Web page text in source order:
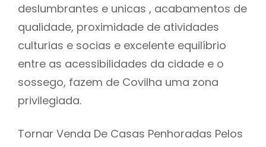
deslumbrantes e unicas , acabamentos de
qualidade, proximidade de atividades
culturias e socias e excelente equilíbrio
entre as acessibilidades da cidade e o
sossego, fazem de Covilha uma zona
privilegiada.
Tornar Venda De Casas Penhoradas Pelos